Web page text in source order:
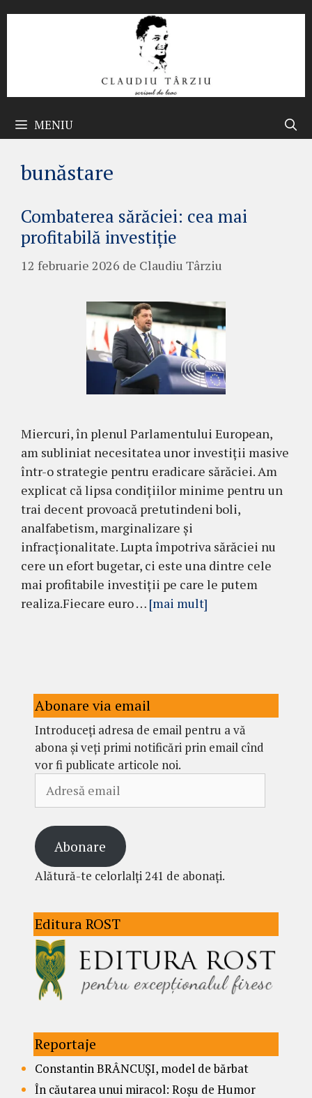
MENIU
bunăstare
Combaterea sărăciei: cea mai
profitabilă investiție
12 februarie 2026 de Claudiu Târziu
Miercuri, în plenul Parlamentului European,
am subliniat necesitatea unor investiții masive
într-o strategie pentru eradicare sărăciei. Am
explicat că lipsa condițiilor minime pentru un
trai decent provoacă pretutindeni boli,
analfabetism, marginalizare și
infracționalitate. Lupta împotriva sărăciei nu
cere un efort bugetar, ci este una dintre cele
mai profitabile investiții pe care le putem
realiza.Fiecare euro … [mai mult]
Abonare via email
Introduceți adresa de email pentru a vă
abona și veți primi notificări prin email cînd
vor fi publicate articole noi.
email
Abonare
Alătură-te celorlalți 241 de abonați.
Editura ROST
Reportaje
Constantin BRÂNCUȘI, model de bărbat
În căutarea unui miracol: Roșu de Humor